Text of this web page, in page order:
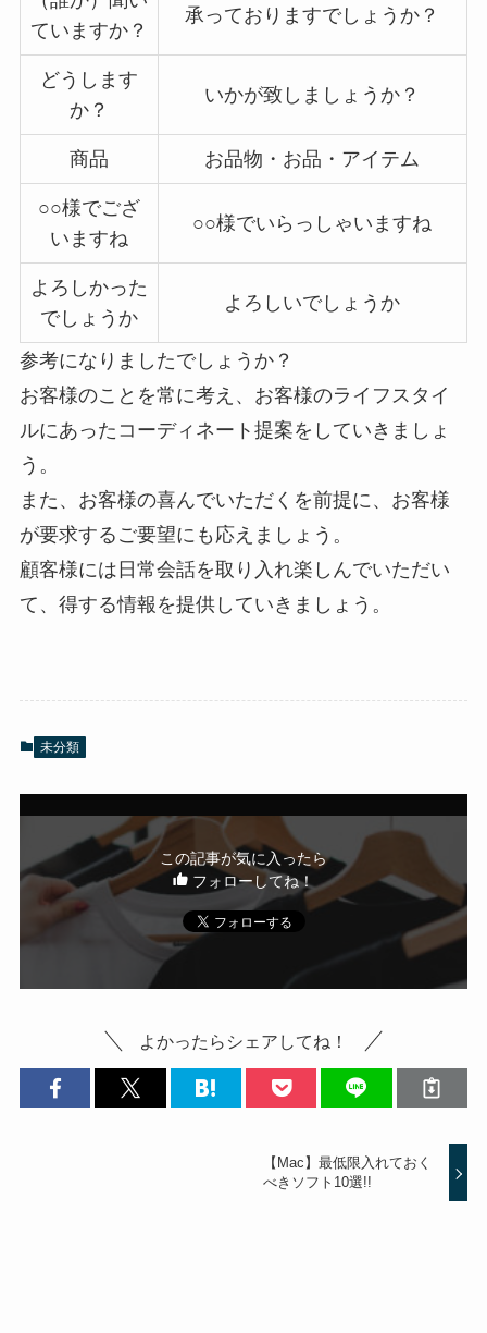
ていますか？
承っておりますでしょうか？
どうします
か？
いかが致しましょうか？
商品 お品物・お品・アイテム
○○様でござ
いますね
○○様でいらっしゃいますね
よろしかった
でしょうか
よろしいでしょうか
参考になりましたでしょうか？
お客様のことを常に考え、お客様のライフスタイ
ルにあったコーディネート提案をしていきましょ
う。
また、お客様の喜んでいただくを前提に、お客様
が要求するご要望にも応えましょう。
顧客様には日常会話を取り入れ楽しんでいただい
て、得する情報を提供していきましょう。
未分類
この記事が気に入ったら
フォローしてね！
よかったらシェアしてね！
【Mac】最低限入れておく
べきソフト10選!!